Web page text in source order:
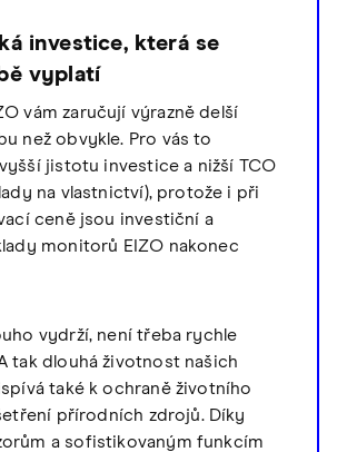
investice, která se
vyplatí
vám zaručují výrazně delší
než obvykle. Pro vás to
jistotu investice a nižší TCO
na vlastnictví), protože i při
ceně jsou investiční a
monitorů EIZO nakonec
vydrží, není třeba rychle
tak dlouhá životnost našich
také k ochraně životního
přírodních zdrojů. Díky
a sofistikovaným funkcím